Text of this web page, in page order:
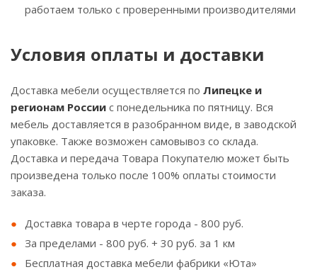
работаем только с проверенными производителями
Условия оплаты и доставки
Доставка мебели осуществляется по Липецке и
регионам России с понедельника по пятницу. Вся
мебель доставляется в разобранном виде, в заводской
упаковке. Также возможен самовывоз со склада.
Доставка и передача Товара Покупателю может быть
произведена только после 100% оплаты стоимости
заказа.
Доставка товара в черте города - 800 руб.
За пределами - 800 руб. + 30 руб. за 1 км
Бесплатная доставка мебели фабрики «Юта»